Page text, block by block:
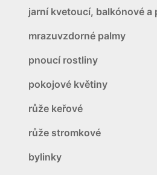
jarní kvetoucí, balkónové a
mrazuvzdorné palmy
pnoucí rostliny
pokojové květiny
růže keřové
růže stromkové
bylinky